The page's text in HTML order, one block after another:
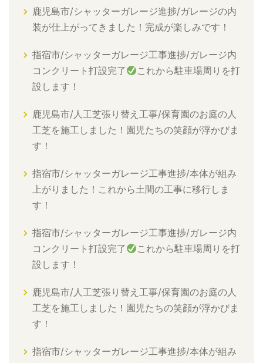
鹿児島市/シャッターガレージ進捗/ガレージの内
装が仕上がってきました！完成が楽しみです！
指宿市/シャッターガレージ工事進捗/ガレージ内
コンクリート打設完了
これから駐車場周りを打
設します！
鹿児島市/人工芝張り替え工事/保育園のお庭の人
工芝を施工しました！園児たちの笑顔が浮かびま
す！
指宿市/シャッターガレージ工事進捗/本体が組み
上がりました！これから土間の工事に移行しま
す！
指宿市/シャッターガレージ工事進捗/ガレージ内
コンクリート打設完了
これから駐車場周りを打
設します！
鹿児島市/人工芝張り替え工事/保育園のお庭の人
工芝を施工しました！園児たちの笑顔が浮かびま
す！
指宿市/シャッターガレージ工事進捗/本体が組み